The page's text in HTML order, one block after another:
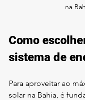
na
Como
sistema de
Para aproveitar ao
solar na Bahia, é